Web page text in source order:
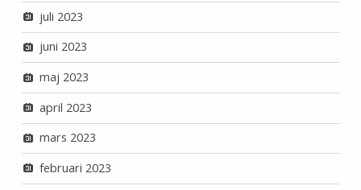
juli 2023
juni 2023
maj 2023
april 2023
mars 2023
februari 2023